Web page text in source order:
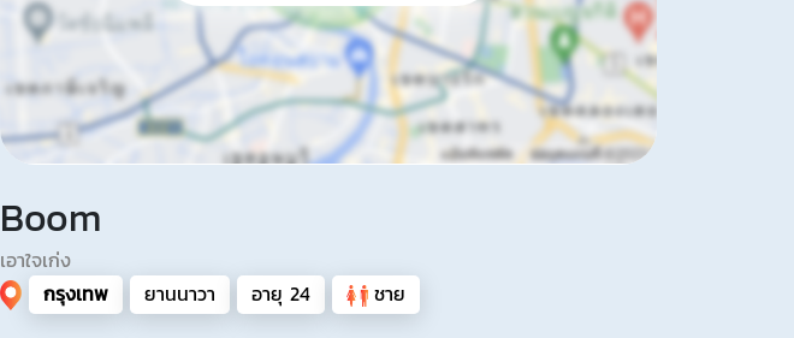
Boom
เอาใจเก่ง
กรุงเทพ
ยานนาวา อายุ 24 ชาย